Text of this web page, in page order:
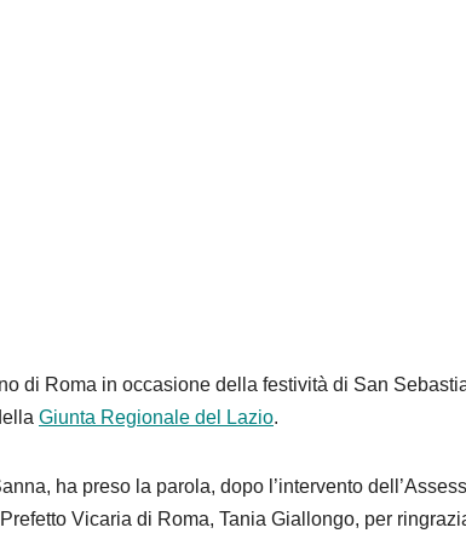
di Roma in occasione della festività di San
Giunta Regionale del Lazio.
ha preso la parola, dopo l’intervento
Vicaria di Roma, Tania Giallongo, per